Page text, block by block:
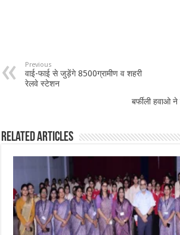
Previous
वाई-फाई से जुड़ेंगे 8500ग्रामीण व शहरी
रेलवे स्टेशन
बर्फीली हवाओ ने
Related Articles